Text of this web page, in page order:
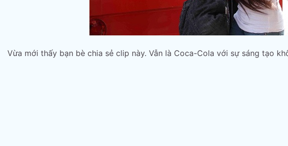
Vừa mới thấy bạn bè chia sẻ clip này. Vẫn là Coca-Cola với sự sáng tạo